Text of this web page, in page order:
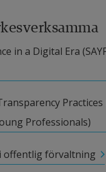
in a Digital Era
Professionals)
offentlig förvaltning